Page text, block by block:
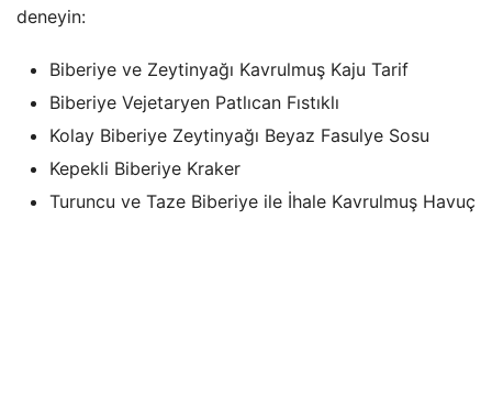
deneyin:
Biberiye ve Zeytinyağı Kavrulmuş Kaju Tarif
Biberiye Vejetaryen Patlıcan Fıstıklı
Kolay Biberiye Zeytinyağı Beyaz Fasulye Sosu
Kepekli Biberiye Kraker
Turuncu ve Taze Biberiye ile İhale Kavrulmuş Havuç